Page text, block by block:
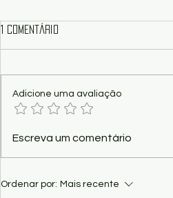
Show - "Vital – O Musical dos
Palácio Popular
1 comentário
Adicione uma avaliação
Escreva um comentário
Ordenar por: Mais recente